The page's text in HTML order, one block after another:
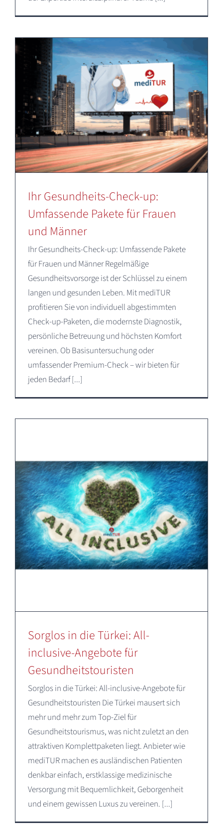
Ihr Gesundheits-Check-up:
Umfassende Pakete für Frauen
und Männer
Ihr Gesundheits-Check-up: Umfassende Pakete
für Frauen und Männer Regelmäßige
Gesundheitsvorsorge ist der Schlüssel zu einem
langen und gesunden Leben. Mit mediTUR
profitieren Sie von individuell abgestimmten
Check-up-Paketen, die modernste Diagnostik,
persönliche Betreuung und höchsten Komfort
vereinen. Ob Basisuntersuchung oder
umfassender Premium-Check – wir bieten für
jeden Bedarf [...]
Sorglos in die Türkei: All-
inclusive-Angebote für
Gesundheitstouristen
Sorglos in die Türkei: All-inclusive-Angebote für
Gesundheitstouristen Die Türkei mausert sich
mehr und mehr zum Top-Ziel für
Gesundheitstourismus, was nicht zuletzt an den
attraktiven Komplettpaketen liegt. Anbieter wie
mediTUR machen es ausländischen Patienten
denkbar einfach, erstklassige medizinische
Versorgung mit Bequemlichkeit, Geborgenheit
und einem gewissen Luxus zu vereinen. [...]